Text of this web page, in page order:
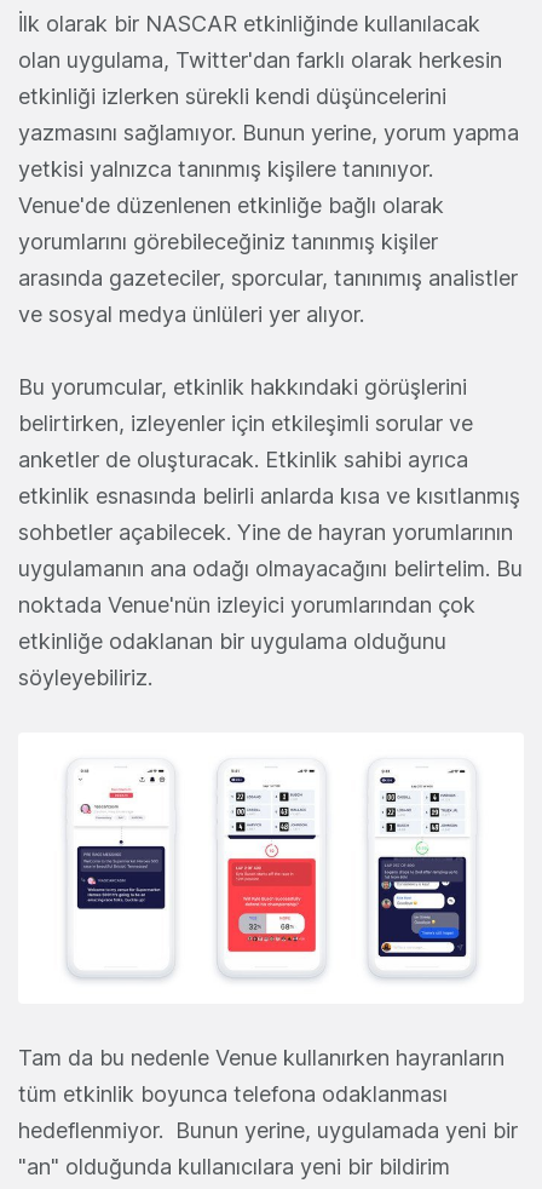
İlk olarak bir NASCAR etkinliğinde kullanılacak
olan uygulama, Twitter'dan farklı olarak herkesin
etkinliği izlerken sürekli kendi düşüncelerini
yazmasını sağlamıyor. Bunun yerine, yorum yapma
yetkisi yalnızca tanınmış kişilere tanınıyor.
Venue'de düzenlenen etkinliğe bağlı olarak
yorumlarını görebileceğiniz tanınmış kişiler
arasında gazeteciler, sporcular, tanınımış analistler
ve sosyal medya ünlüleri yer alıyor.
Bu yorumcular, etkinlik hakkındaki görüşlerini
belirtirken, izleyenler için etkileşimli sorular ve
anketler de oluşturacak. Etkinlik sahibi ayrıca
etkinlik esnasında belirli anlarda kısa ve kısıtlanmış
sohbetler açabilecek. Yine de hayran yorumlarının
uygulamanın ana odağı olmayacağını belirtelim. Bu
noktada Venue'nün izleyici yorumlarından çok
etkinliğe odaklanan bir uygulama olduğunu
söyleyebiliriz.
Tam da bu nedenle Venue kullanırken hayranların
tüm etkinlik boyunca telefona odaklanması
hedeflenmiyor. Bunun yerine, uygulamada yeni bir
"an" olduğunda kullanıcılara yeni bir bildirim